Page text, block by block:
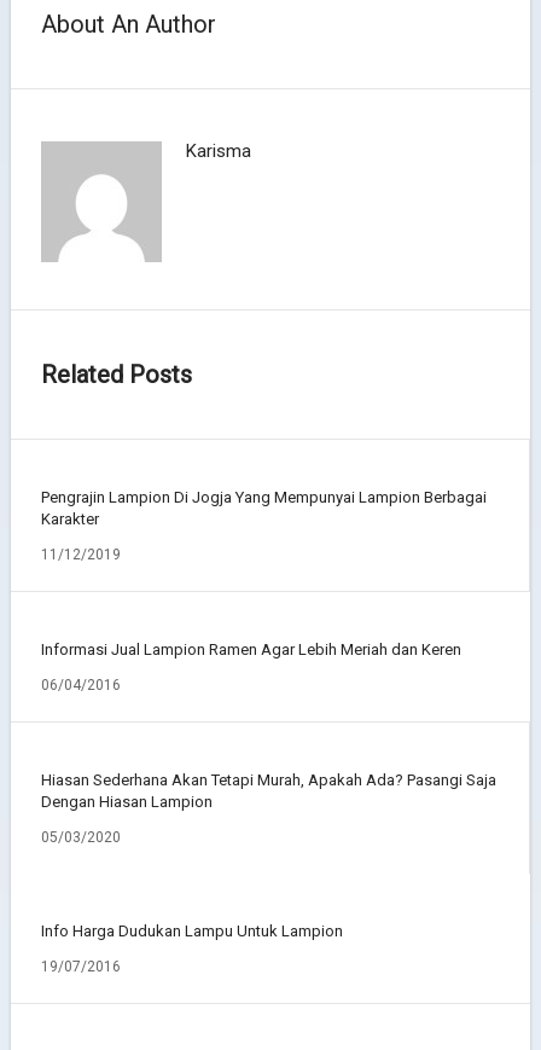
About An Author
Karisma
Related Posts
Pengrajin Lampion Di Jogja Yang Mempunyai Lampion Berbagai
Karakter
11/12/2019
Informasi Jual Lampion Ramen Agar Lebih Meriah dan Keren
06/04/2016
Hiasan Sederhana Akan Tetapi Murah, Apakah Ada? Pasangi Saja
Dengan Hiasan Lampion
05/03/2020
Info Harga Dudukan Lampu Untuk Lampion
19/07/2016